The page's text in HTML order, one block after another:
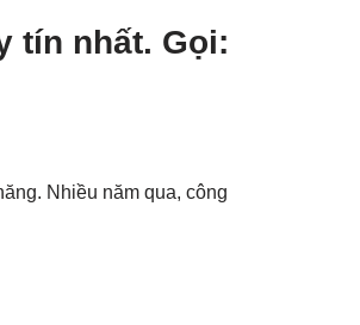
tín nhất. Gọi:
Nhiều năm qua, công